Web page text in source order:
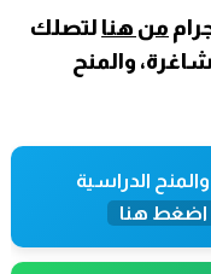
من هنا لتصلك
والمنح
الدراسية
اضغط هنا